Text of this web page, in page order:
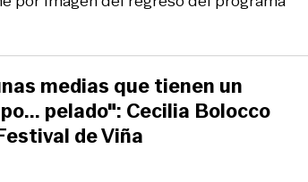
medias que tienen un
pelado": Cecilia Bolocco
de Viña